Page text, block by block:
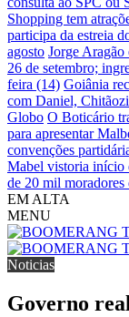
Shopping tem
participa da estreia
agosto Jorge
26 de setembro;
feira (14) Goiânia
com Daniel,
Globo O Boticário
para apresentar
convenções
Mabel vistoria início
de 20 mil moradores
EM ALTA
MENU
Noticias
Governo